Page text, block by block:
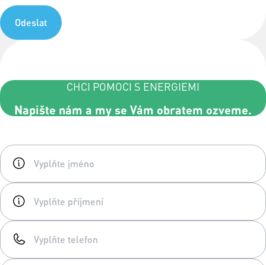
Odeslat
CHCI POMOCI S ENERGIEMI
Napište nám a my se Vám obratem ozveme.